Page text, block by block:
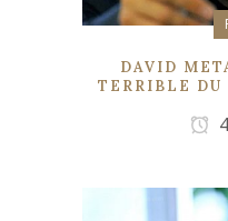
DAVID
TERRIBLE DU